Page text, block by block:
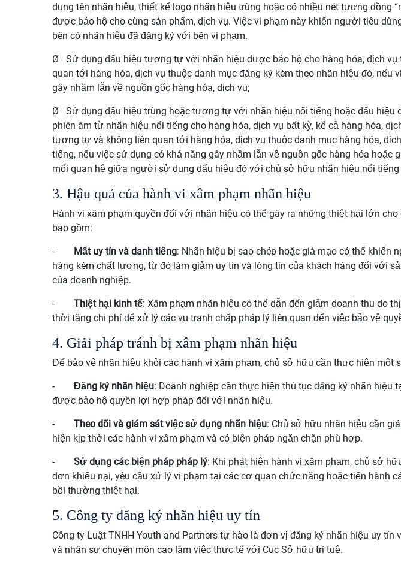
dụng tên nhãn hiệu, thiết kế logo nhãn hiệu trùng hoặc có nhiều nét tương đồng
được bảo hộ cho cùng sản phẩm, dịch vụ. Việc vi phạm này khiến người tiêu
bên có nhãn hiệu đã đăng ký với bên vi phạm.
Ø Sử dụng dấu hiệu tương tự với nhãn hiệu được bảo hộ cho hàng hóa, dịch
quan tới hàng hóa, dịch vụ thuộc danh mục đăng ký kèm theo nhãn hiệu đó, nếu
gây nhầm lẫn về nguồn gốc hàng hóa, dịch vụ;
Ø Sử dụng dấu hiệu trùng hoặc tương tự với nhãn hiệu nổi tiếng hoặc dấu hiệu
phiên âm từ nhãn hiệu nổi tiếng cho hàng hóa, dịch vụ bất kỳ, kể cả hàng hóa,
tương tự và không liên quan tới hàng hóa, dịch vụ thuộc danh mục hàng hóa,
tiếng, nếu việc sử dụng có khả năng gây nhầm lẫn về nguồn gốc hàng hóa hoặc
mối quan hệ giữa người sử dụng dấu hiệu đó với chủ sở hữu nhãn hiệu nổi tiếng
3. Hậu quả của hành vi xâm phạm nhãn hiệu
Hành vi xâm phạm quyền đối với nhãn hiệu có thể gây ra những thiệt hại lớn
bao gồm:
- Mất uy tín và danh tiếng: Nhãn hiệu bị sao chép hoặc giả mạo có thể khiến
hàng kém chất lượng, từ đó làm giảm uy tín và lòng tin của khách hàng đối với
của doanh nghiệp.
- Thiệt hại kinh tế: Xâm phạm nhãn hiệu có thể dẫn đến giảm doanh thu do
thời tăng chi phí để xử lý các vụ tranh chấp pháp lý liên quan đến việc bảo vệ
4. Giải pháp tránh bị xâm phạm nhãn hiệu
Để bảo vệ nhãn hiệu khỏi các hành vi xâm phạm, chủ sở hữu cần thực hiện một
- Đăng ký nhãn hiệu: Doanh nghiệp cần thực hiện thủ tục đăng ký nhãn hiệu
được bảo hộ quyền lợi hợp pháp đối với nhãn hiệu.
- Theo dõi và giám sát việc sử dụng nhãn hiệu: Chủ sở hữu nhãn hiệu cần
hiện kịp thời các hành vi xâm phạm và có biện pháp ngăn chặn phù hợp.
- Sử dụng các biện pháp pháp lý: Khi phát hiện hành vi xâm phạm, chủ sở
đơn khiếu nại, yêu cầu xử lý vi phạm tại các cơ quan chức năng hoặc tiến hành
bồi thường thiệt hại.
5. Công ty đăng ký nhãn hiệu uy tín
Công ty Luật TNHH Youth and Partners tự hào là đơn vị đăng ký nhãn hiệu uy tín
và nhân sự chuyên môn cao làm việc thực tế với Cục Sở hữu trí tuệ.